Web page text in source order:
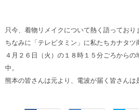
只今、着物リメイクについて熱く語っており
ちなみに「テレビタミン」に私たちカナタツ
４月２６日（火）の１８時１５分ごろから
中。
熊本の皆さんは元より、電波が届く皆さんは